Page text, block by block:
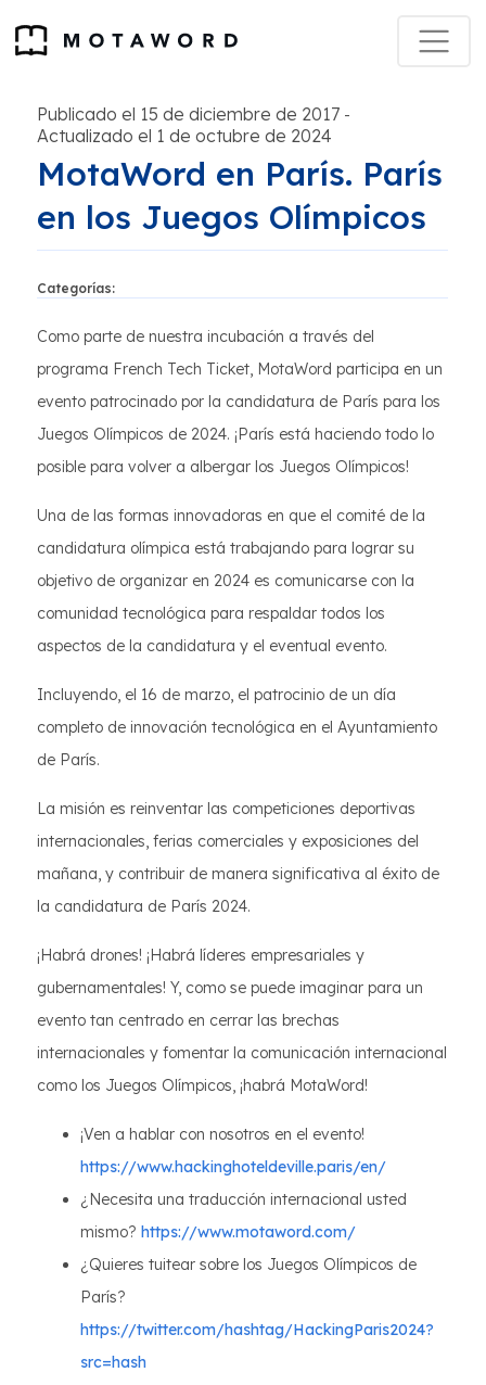
Publicado el 15 de diciembre de 2017 -
Actualizado el 1 de octubre de 2024
MotaWord en París. París
en los Juegos Olímpicos
Categorías:
Como parte de nuestra incubación a través del
programa French Tech Ticket, MotaWord participa en un
evento patrocinado por la candidatura de París para los
Juegos Olímpicos de 2024. ¡París está haciendo todo lo
posible para volver a albergar los Juegos Olímpicos!
Una de las formas innovadoras en que el comité de la
candidatura olímpica está trabajando para lograr su
objetivo de organizar en 2024 es comunicarse con la
comunidad tecnológica para respaldar todos los
aspectos de la candidatura y el eventual evento.
Incluyendo, el 16 de marzo, el patrocinio de un día
completo de innovación tecnológica en el Ayuntamiento
de París.
La misión es reinventar las competiciones deportivas
internacionales, ferias comerciales y exposiciones del
mañana, y contribuir de manera significativa al éxito de
la candidatura de París 2024.
¡Habrá drones! ¡Habrá líderes empresariales y
gubernamentales! Y, como se puede imaginar para un
evento tan centrado en cerrar las brechas
internacionales y fomentar la comunicación internacional
como los Juegos Olímpicos, ¡habrá MotaWord!
¡Ven a hablar con nosotros en el evento!
https://www.hackinghoteldeville.paris/en/
¿Necesita una traducción internacional usted
mismo? https://www.motaword.com/
¿Quieres tuitear sobre los Juegos Olímpicos de
París?
https://twitter.com/hashtag/HackingParis2024?
src=hash